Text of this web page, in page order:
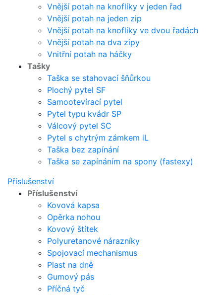
Vnější potah na knoflíky v jeden řad
Vnější potah na jeden zip
Vnější potah na knoflíky ve dvou řadách
Vnější potah na dva zipy
Vnitřní potah na háčky
Tašky
Taška se stahovací šňůrkou
Plochý pytel SF
Samootevírací pytel
Pytel typu kvádr SP
Válcový pytel SC
Pytel s chytrým zámkem iL
Taška bez zapínání
Taška se zapínáním na spony (fastexy)
Příslušenství
Příslušenství
Kovová kapsa
Opěrka nohou
Kovový štítek
Polyuretanové nárazníky
Spojovací mechanismus
Plast na dně
Gumový pás
Příčná tyč